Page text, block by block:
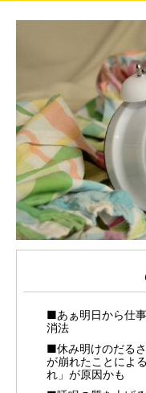
■あぁ明日から仕
消法
■休み明けのだる
が崩れたことによ
れ」が原因かも